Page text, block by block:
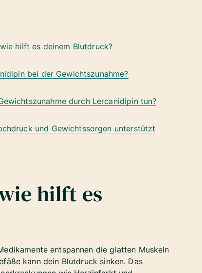
hilft es deinem Blutdruck?
bei der Gewichtszunahme?
durch Lercanidipin tun?
und Gewichtssorgen unterstützt
hilft es
entspannen die glatten Muskeln
kann dein Blutdruck sinken. Das